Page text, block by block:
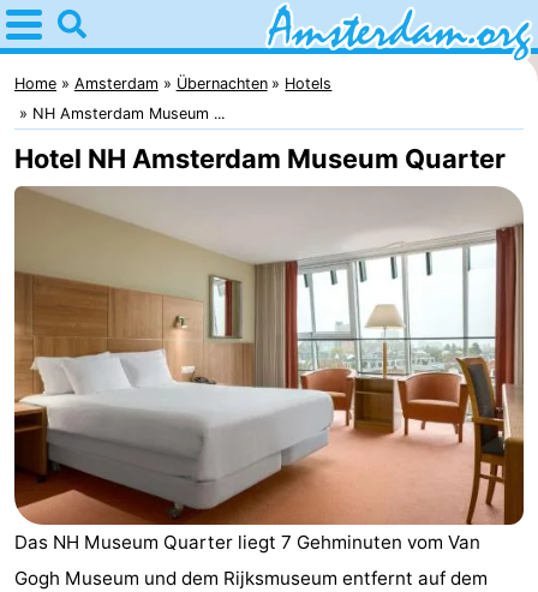
Home
Amsterdam
Interessante
Ausflüge
Für
Erwachsene
Kostenlos
Übernachten
Appartements
Campingplätze
Ferienhäuser
-
Home Amsterdam Übernachten
Hotels
NH Amsterdam Museum ...
Hotel NH Amsterdam Museum Quarter
Das NH Museum Quarter liegt 7 Gehminuten vom Van
Gogh Museum und dem Rijksmuseum entfernt auf dem